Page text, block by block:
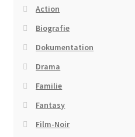
Action
Biografie
Dokumentation
Drama
Familie
Fantasy
Film-Noir